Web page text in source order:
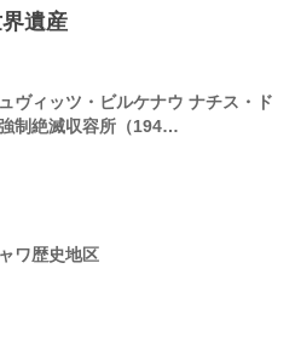
遺産
ヴィッツ・ビルケナウ ナチス・ド
制絶滅収容所（194…
ワ歴史地区